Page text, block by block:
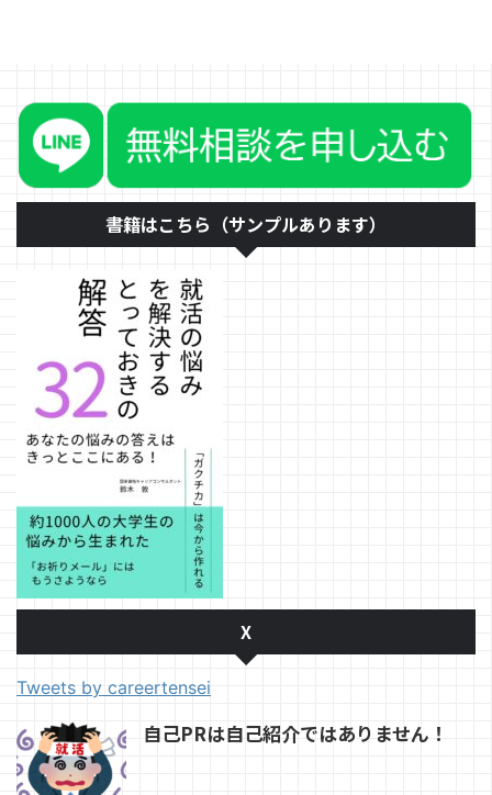
どの数字や、同じ部署やグループ
での順位などの設定開発やモノづ
くりであれば、納期や不具合の少
なさを設定企画やコンサルなど ...
書籍はこちら（サンプルあります）
X
Tweets by careertensei
自己PRは自己紹介ではありません！